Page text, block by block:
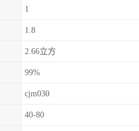
1
1.8
2.66立方
99%
cjm030
40-80